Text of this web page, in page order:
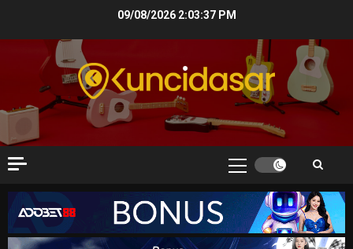
09/08/2026 2:03:38 PM
Primary